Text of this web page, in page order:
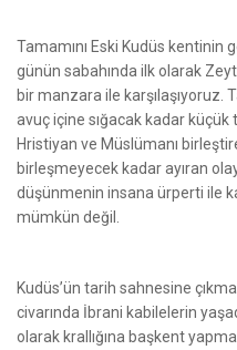
Tamamını Eski Kudüs kentinin
günün sabahında ilk olarak
bir manzara ile karşılaşıyoruz.
avuç içine sığacak kadar
Hristiyan ve Müslümanı
birleşmeyecek kadar ayıran
düşünmenin insana ürperti ile
mümkün değil.
Kudüs’ün tarih sahnesine
civarında İbrani kabilelerin
olarak krallığına başkent